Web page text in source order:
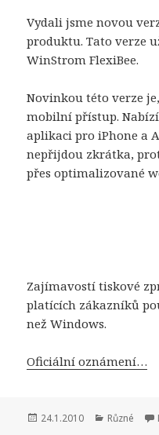
Vydali jsme novou
produktu. Tato verze
WinStrom FlexiBee.
Novinkou této verze
mobilní přístup.
aplikaci pro iPhone a
nepřijdou zkrátka,
přes optimalizované
Zajímavostí tiskové
platících zákazníků
než Windows.
Oficiální oznámení…
Publikováno:
24.1.2010 Rubriky:
Různé